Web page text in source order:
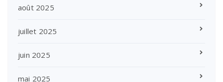
août 2025
juillet 2025
juin 2025
mai 2025